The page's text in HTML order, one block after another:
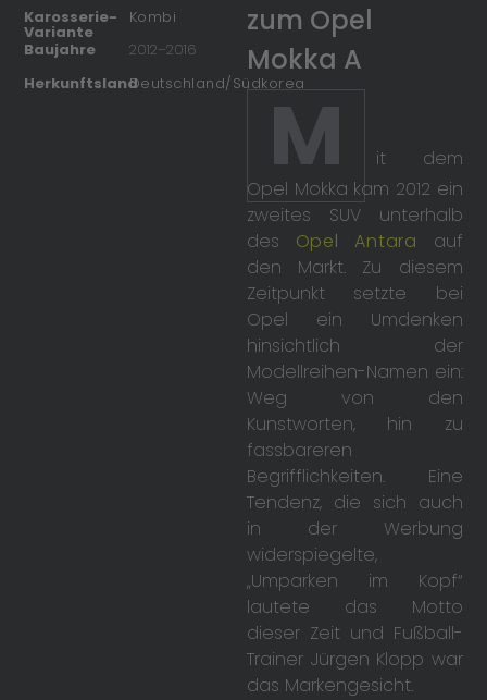
Karosserie-
Variante
Kombi
Baujahre
2012–2016
HerkunftslandDeutschland/Südkorea
zum Opel
Mokka A
M
it dem
Opel Mokka kam 2012 ein
zweites SUV unterhalb
des Opel Antara auf
den Markt. Zu diesem
Zeitpunkt setzte bei
Opel ein Umdenken
hinsichtlich der
Modellreihen-Namen ein:
Weg von den
Kunstworten, hin zu
fassbareren
Begrifflichkeiten. Eine
Tendenz, die sich auch
in der Werbung
widerspiegelte,
„Umparken im Kopf“
lautete das Motto
dieser Zeit und Fußball-
Trainer Jürgen Klopp war
das Markengesicht.